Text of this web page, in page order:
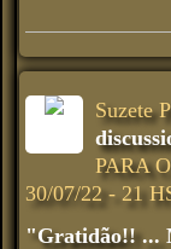
Suzete
PARA
30/07/22 - 21
"Gratidão!! ...